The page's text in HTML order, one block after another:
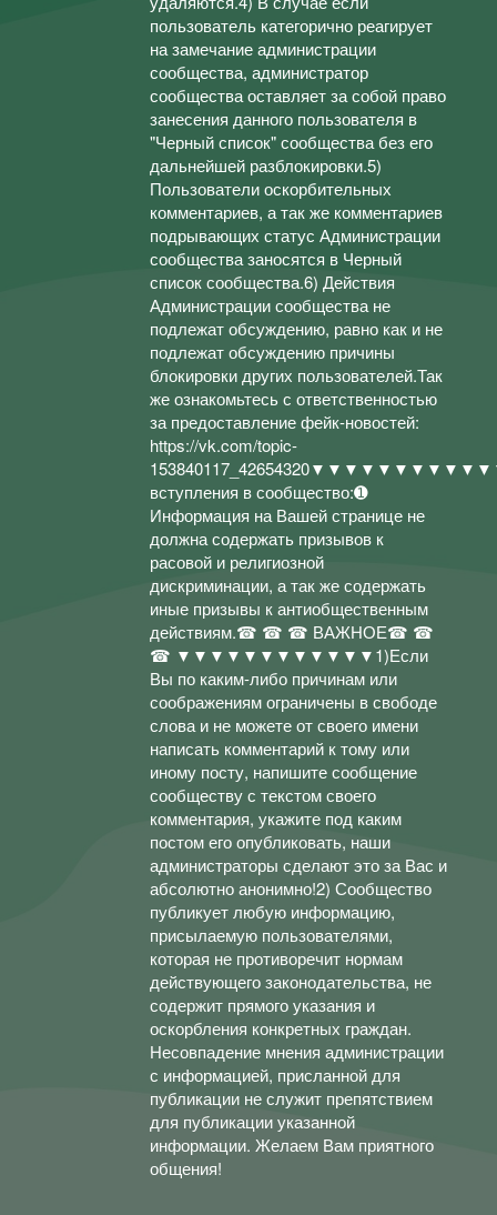
пользователь категорично реагирует
на замечание администрации
сообщества, администратор
сообщества оставляет за собой право
занесения данного пользователя в
"Черный список" сообщества без его
дальнейшей разблокировки.5)
Пользователи оскорбительных
комментариев, а так же комментариев
подрывающих статус Администрации
сообщества заносятся в Черный
список сообщества.6) Действия
Администрации сообщества не
подлежат обсуждению, равно как и не
подлежат обсуждению причины
блокировки других пользователей.Так
же ознакомьтесь с ответственностью
за предоставление фейк-новостей:
https://vk.com/topic-
вступления в сообщество:➊
Информация на Вашей странице не
должна содержать призывов к
расовой и религиозной
дискриминации, а так же содержать
иные призывы к антиобщественным
действиям.☎ ☎ ☎ ВАЖНОЕ☎ ☎
☎ ▼▼▼▼▼▼▼▼▼▼▼▼1)Если
Вы по каким-либо причинам или
соображениям ограничены в свободе
слова и не можете от своего имени
написать комментарий к тому или
иному посту, напишите сообщение
сообществу с текстом своего
комментария, укажите под каким
постом его опубликовать, наши
администраторы сделают это за Вас и
абсолютно анонимно!2) Сообщество
публикует любую информацию,
присылаемую пользователями,
которая не противоречит нормам
действующего законодательства, не
содержит прямого указания и
оскорбления конкретных граждан.
Несовпадение мнения администрации
с информацией, присланной для
публикации не служит препятствием
для публикации указанной
информации. Желаем Вам приятного
общения!